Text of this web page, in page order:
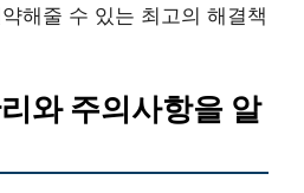
해줄 수 있는 최고의 해결책
와 주의사항을 알